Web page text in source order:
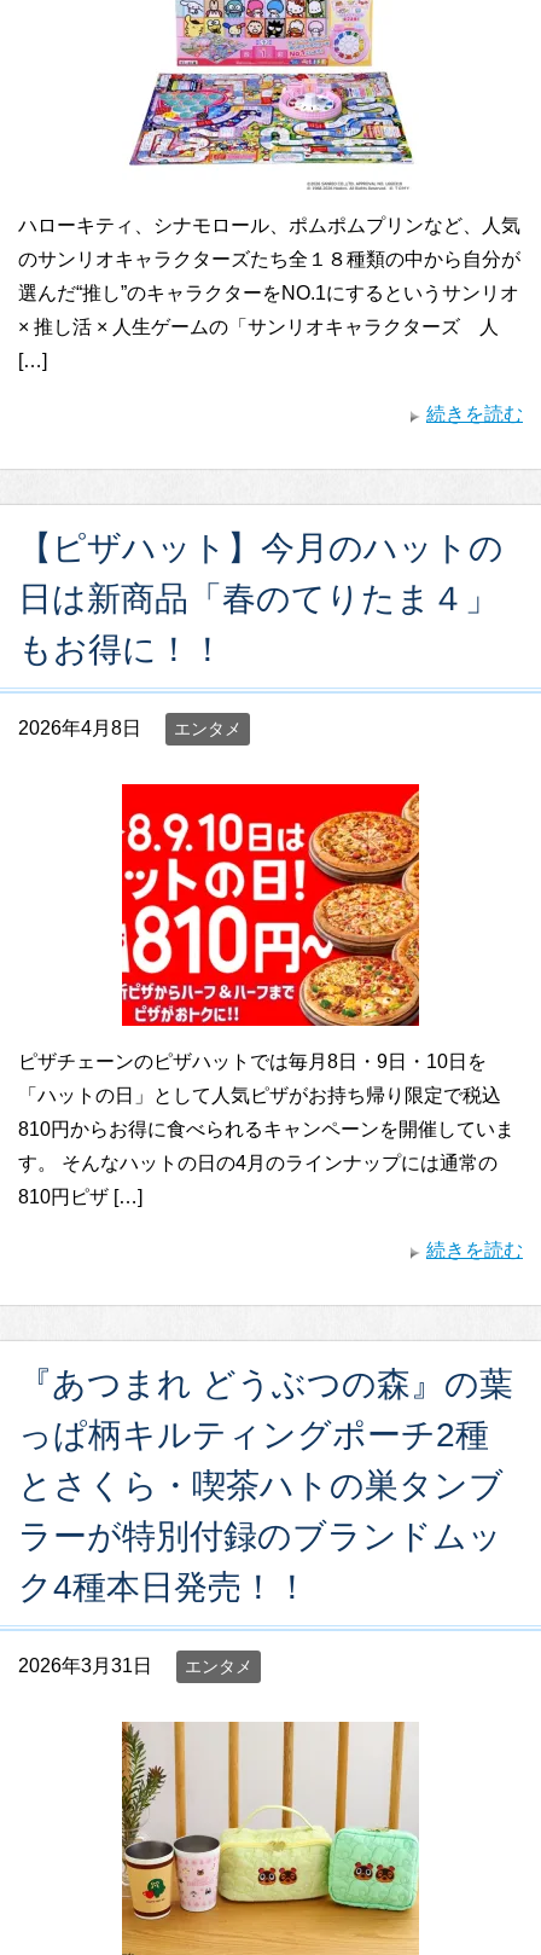
ハローキティ、シナモロール、ポムポムプリンなど、人気
のサンリオキャラクターズたち全１８種類の中から自分が
選んだ“推し”のキャラクターをNO.1にするというサンリオ
× 推し活 × 人生ゲームの「サンリオキャラクターズ 人
[…]
続きを読む
【ピザハット】今月のハットの
日は新商品「春のてりたま４」
もお得に！！
2026年4月8日 エンタメ
ピザチェーンのピザハットでは毎月8日・9日・10日を
「ハットの日」として人気ピザがお持ち帰り限定で税込
810円からお得に食べられるキャンペーンを開催していま
す。 そんなハットの日の4月のラインナップには通常の
810円ピザ […]
続きを読む
『あつまれ どうぶつの森』の葉
っぱ柄キルティングポーチ2種
とさくら・喫茶ハトの巣タンブ
ラーが特別付録のブランドムッ
ク4種本日発売！！
2026年3月31日 エンタメ